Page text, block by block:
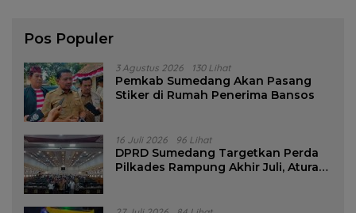
Pos Populer
3 Agustus 2026 130 Lihat
Pemkab Sumedang Akan Pasang
Stiker di Rumah Penerima Bansos
16 Juli 2026 96 Lihat
DPRD Sumedang Targetkan Perda
Pilkades Rampung Akhir Juli, Aturan